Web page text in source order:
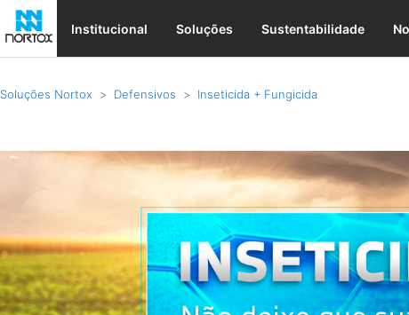
Institucional Soluções Sustentabilidade
Soluções Nortox Defensivos Inseticida + Fungicida